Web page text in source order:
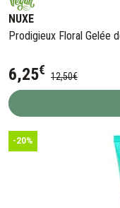
NUXE
Prodigieux Floral Gelée
6,25€ 12,50€
-20%